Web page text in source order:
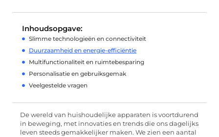
Inhoudsopgave:
Slimme technologieën en connectiviteit
Duurzaamheid en energie-efficiëntie
Multifunctionaliteit en ruimtebesparing
Personalisatie en gebruiksgemak
Veelgestelde vragen
De wereld van huishoudelijke apparaten is voortdurend
in beweging, met innovaties en trends die ons dagelijks
leven steeds gemakkelijker maken. We zien een aantal